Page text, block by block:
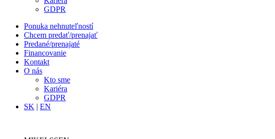
GDPR
Ponuka nehnuteľností
Chcem predať/prenajať
Predané/prenajaté
Financovanie
Kontakt
O nás
Kto sme
Kariéra
GDPR
SK | EN